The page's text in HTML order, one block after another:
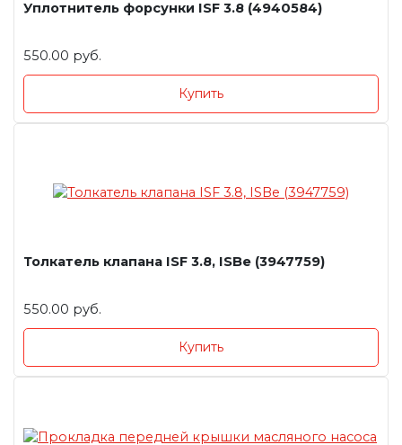
Уплотнитель форсунки ISF 3.8 (4940584)
550.00 руб.
Купить
Толкатель клапана ISF 3.8, ISBe (3947759)
550.00 руб.
Купить